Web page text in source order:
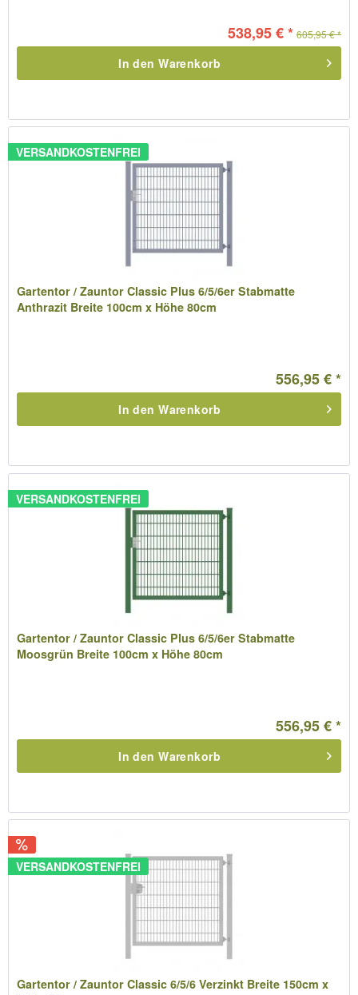
538,95 € * 605,95 € *
In den Warenkorb
VERSANDKOSTENFREI
Gartentor / Zauntor Classic Plus 6/5/6er Stabmatte
Anthrazit Breite 100cm x Höhe 80cm
556,95 € *
In den Warenkorb
VERSANDKOSTENFREI
Gartentor / Zauntor Classic Plus 6/5/6er Stabmatte
Moosgrün Breite 100cm x Höhe 80cm
556,95 € *
In den Warenkorb
VERSANDKOSTENFREI
Gartentor / Zauntor Classic 6/5/6 Verzinkt Breite 150cm x